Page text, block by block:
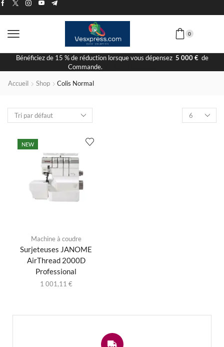
0
Bénéficiez de 15 % de réduction lorsque vous dépensez 5 000 €de
Commande.
Accueil Shop Colis Normal
NEW
Machine à coudre
Surjeteuses JANOME
AirThread 2000D
Professional
1 001,11 €